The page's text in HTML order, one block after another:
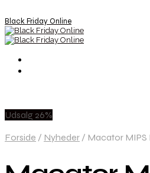
Black Friday Online
Udsalg 26%
Forside / Nyheder / Macator MIPS